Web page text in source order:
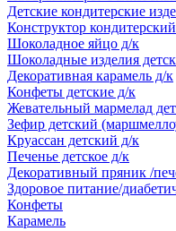
Детские кондитерские
Конструктор
Шоколадное яйцо д/к
Шоколадные изделия
Декоративная карамель д/к
Конфеты детские д/к
Жевательный мармелад
Зефир детский
Круассан детский д/к
Печенье детское д/к
Декоративный пряник /
Здоровое питание/
Конфеты
Карамель